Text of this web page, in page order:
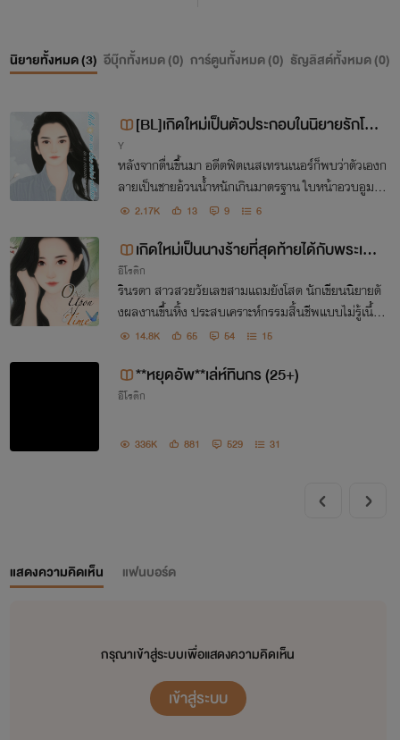
นิยายทั้งหมด (3) อีบุ๊กทั้งหมด (0) การ์ตูนทั้งหมด (0) ธัญลิสต์ทั้งหมด (0)
[BL]เกิดใหม่เป็นตัวประกอบในนิยายรักโรแ
มนติก #น้องจะไม่ทน
Y
หลังจากตื่นขึ้นมา อดีตฟิตเนสเทรนเนอร์ก็พบว่าตัวเองก
ลายเป็นชายอ้วนน้ำหนักเกินมาตรฐาน ใบหน้าอวบอูมที่
มีสิวเขราะนั้นเต็มไปด้วยไขมัน แถมความทรงจำที่ได้รับ
2.17K 13 9 6
เกิดใหม่เป็นนางร้ายที่สุดท้ายได้กับพระเอ
ก?
อีโรติก
รินรดา สาวสวยวัยเลขสามแถมยังโสด นักเขียนนิยายดั
งผลงานขึ้นหิ้ง ประสบเคราะห์กรรมสิ้นชีพแบบไม่รู้เนื้อรู้
ตัว(?) หลุดเข้าไปในนิยายขายดีที่ตัวเองแต่ง...
14.8K 65 54 15
**หยุดอัพ**เล่ห์ทินกร (25+)
อีโรติก
336K 881 529 31
แสดงความคิดเห็น แฟนบอร์ด
กรุณาเข้าสู่ระบบเพื่อแสดงความคิดเห็น
เข้าสู่ระบบ